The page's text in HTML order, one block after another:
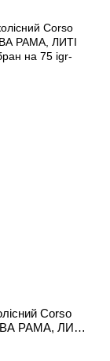
Corso
РАМА, ЛИТІ